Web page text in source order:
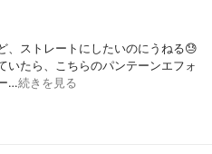
、ストレートにしたいのにうねる😓
いたら、こちらのパンテーンエフォ
…続きを見る